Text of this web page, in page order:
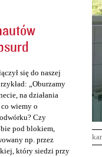
się do naszej
„Oburzamy
na działania
wiemy o
Czy
pod blokiem,
np. przez
który siedzi przy